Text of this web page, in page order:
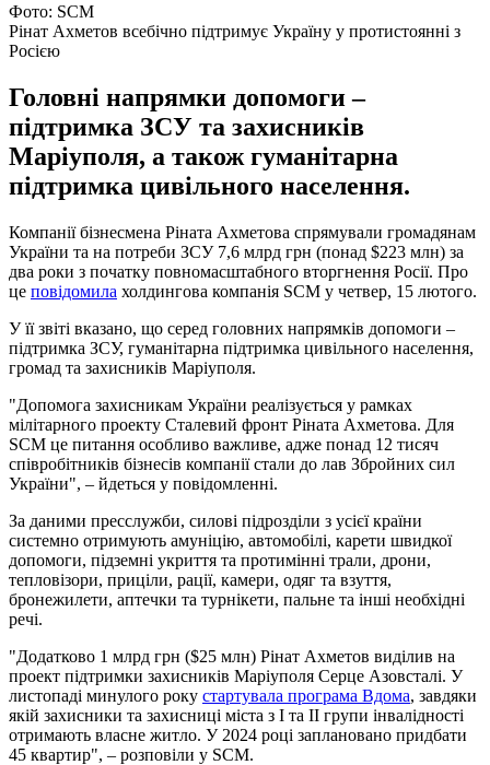
Фото: SCM
Рінат Ахметов всебічно підтримує Україну у протистоянні з
Росією
Головні напрямки допомоги –
підтримка ЗСУ та захисників
Маріуполя, а також гуманітарна
підтримка цивільного населення.
Компанії бізнесмена Ріната Ахметова спрямували громадянам
України та на потреби ЗСУ 7,6 млрд грн (понад $223 млн) за
два роки з початку повномасштабного вторгнення Росії. Про
це повідомила холдингова компанія SCM у четвер, 15 лютого.
У її звіті вказано, що серед головних напрямків допомоги –
підтримка ЗСУ, гуманітарна підтримка цивільного населення,
громад та захисників Маріуполя.
"Допомога захисникам України реалізується у рамках
мілітарного проекту Сталевий фронт Ріната Ахметова. Для
SCM це питання особливо важливе, адже понад 12 тисяч
співробітників бізнесів компанії стали до лав Збройних сил
України", – йдеться у повідомленні.
За даними пресслужби, силові підрозділи з усієї країни
системно отримують амуніцію, автомобілі, карети швидкої
допомоги, підземні укриття та протимінні трали, дрони,
тепловізори, приціли, рації, камери, одяг та взуття,
бронежилети, аптечки та турнікети, пальне та інші необхідні
речі.
"Додатково 1 млрд грн ($25 млн) Рінат Ахметов виділив на
проект підтримки захисників Маріуполя Серце Азовсталі. У
листопаді минулого року стартувала програма Вдома, завдяки
якій захисники та захисниці міста з І та ІІ групи інвалідності
отримають власне житло. У 2024 році заплановано придбати
45 квартир", – розповіли у SCM.